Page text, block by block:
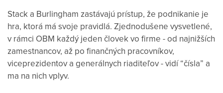
Stack a Burlingham zastávajú prístup, že podnikanie je
hra, ktorá má svoje pravidlá. Zjednodušene vysvetlené,
v rámci OBM každý jeden človek vo firme - od najnižších
zamestnancov, až po finančných pracovníkov,
viceprezidentov a generálnych riaditeľov - vidí “čísla” a
ma na nich vplyv.